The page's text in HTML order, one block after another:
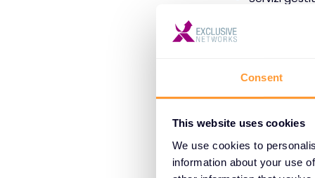
Consent
This website uses cookies
We use cookies to
information about your use
In qualità di
Netskope, in